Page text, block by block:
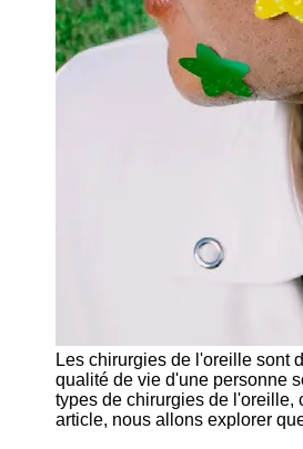
Les chirurgies de l'oreille sont
qualité de vie d'une personne
types de chirurgies de l'oreille,
article, nous allons explorer